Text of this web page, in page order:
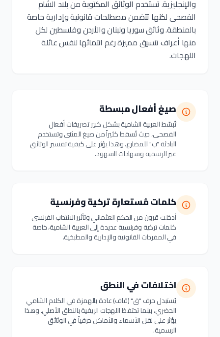
والإنجليزية. تستخدم الوثائق المكتوبة من بلاد الشام
الفصحى لكنها تتضمن مصطلحات قانونية وإدارية خاصة
بالمنطقة. وثائق سوريا ولبنان والأردن وفلسطين لكل
منها أعراف تنسيق مميزة رغم انتمائها لنفس عائلة
اللهجات.
صيغ أفعال مبسطة
تُبسّط العربية الشامية بشكل كبير تصريفات أفعال
الفصحى، حيث تُسقط كثيراً من صيغ المثنى وتستخدم
البادئة "ب" للمضارع. وهذا يؤثر على كيفية تفسير الوثائق
غير الرسمية وشهادات الشهود.
كلمات مُستعارة تركية وفرنسية
أدخلت قرون من الحكم العثماني وتأثير الانتداب الفرنسي
كلمات تركية وفرنسية عديدة إلى العربية الشامية، خاصة
في المفردات القانونية والإدارية والمطبخية.
اختلافات في النطق
يُستبدل حرف "ق" (قاف) عادة بالهمزة في الكلام الشامي
الحضري، بينما تحتفظ اللهجات الريفية بالنطق الأصلي. وهذا
يؤثر على نقل الأسماء والأماكن حرفياً في الوثائق
الرسمية.